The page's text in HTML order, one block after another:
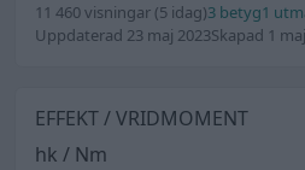
11 460 visningar (5 idag)3 betyg1
Uppdaterad 23 maj 2023Skapad 1
EFFEKT / VRIDMOMENT
hk / Nm